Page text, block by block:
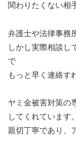
関わりたくない相
弁護士や法律事務
しかし実際相談し
で
もっと早く連絡す
ヤミ金被害対策の
してくれています。
親切丁寧であり、